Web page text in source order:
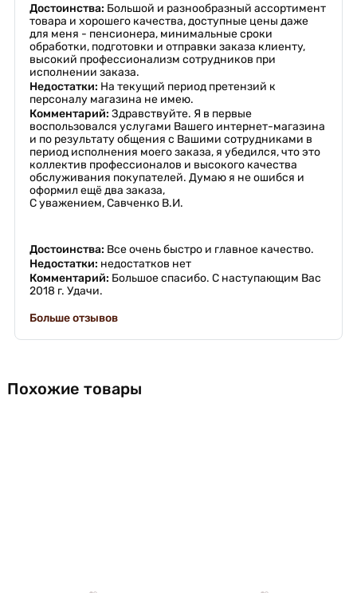
Достоинства: Большой и разнообразный ассортимент
товара и хорошего качества, доступные цены даже
для меня - пенсионера, минимальные сроки
обработки, подготовки и отправки заказа клиенту,
высокий профессионализм сотрудников при
исполнении заказа.
Недостатки: На текущий период претензий к
персоналу магазина не имею.
Комментарий: Здравствуйте. Я в первые
воспользовался услугами Вашего интернет-магазина
и по результату общения с Вашими сотрудниками в
период исполнения моего заказа, я убедился, что это
коллектив профессионалов и высокого качества
обслуживания покупателей. Думаю я не ошибся и
оформил ещё два заказа,
С уважением, Савченко В.И.
Достоинства: Все очень быстро и главное качество.
Недостатки: недостатков нет
Комментарий: Большое спасибо. С наступающим Вас
2018 г. Удачи.
Больше отзывов
Похожие товары